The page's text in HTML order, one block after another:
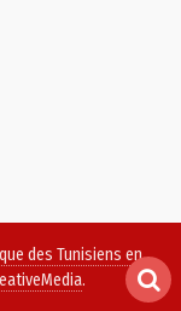
des Tunisiens en
.